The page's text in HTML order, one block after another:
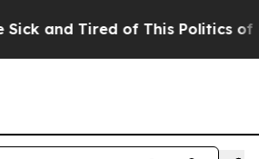
and Tired of This Politics of